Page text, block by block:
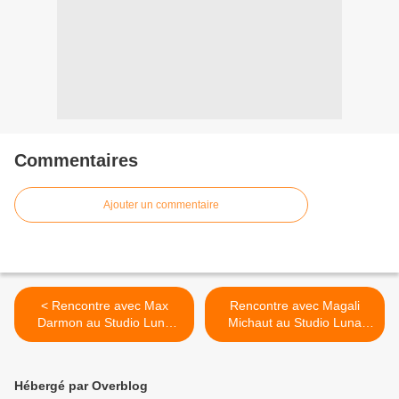
Commentaires
Ajouter un commentaire
< Rencontre avec Max
Darmon au Studio Luna
Rossa à l’occasion de la
Rencontre avec Magali
Michaut au Studio Luna
Rossa afin d’en apprendre
Hébergé par Overblog